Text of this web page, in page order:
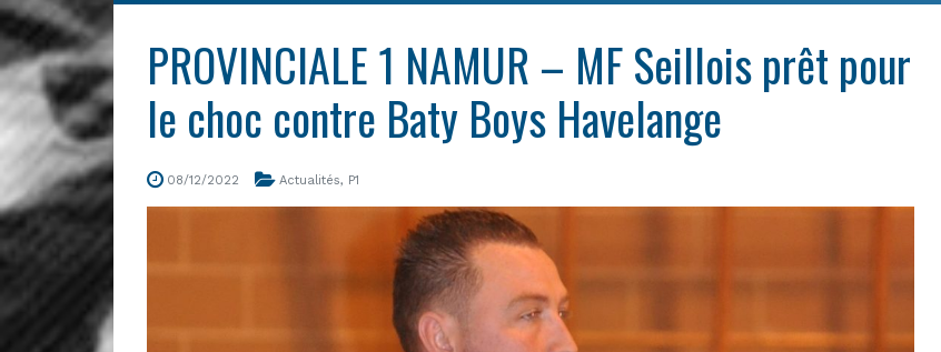
PROVINCIALE 1 NAMUR – MF Seillois prêt pour
le choc contre Baty Boys Havelange
08/12/2022 Actualités, P1